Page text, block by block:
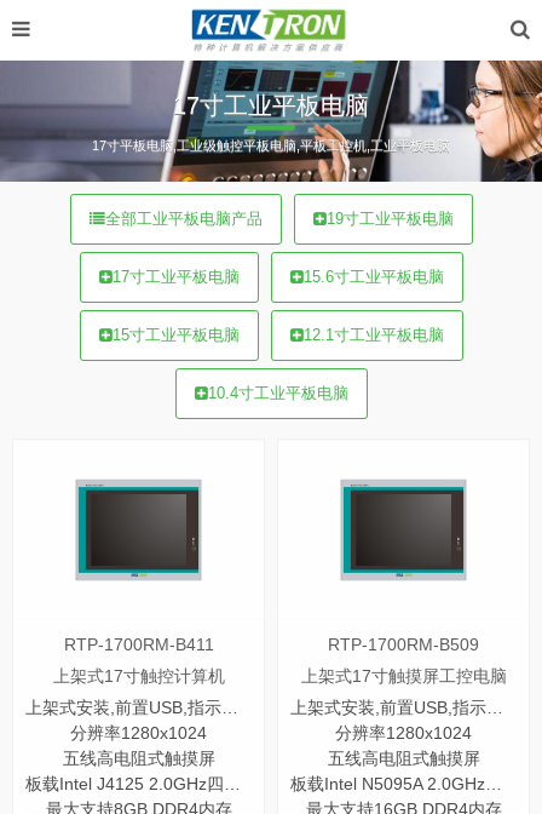
17寸工业平板电脑
17寸平板电脑,工业级触控平板电脑,平板工控机,工业平板电脑
全部工业平板电脑产品 19寸工业平板电脑
17寸工业平板电脑 15.6寸工业平板电脑
15寸工业平板电脑 12.1寸工业平板电脑
10.4寸工业平板电脑
RTP-1700RM-B411
上架式17寸触控计算机
分辨率1280x1024
五线高电阻式触摸屏
板载Intel J4125 2.0GHz四核处理器
最大支持8GB DDR4内存
RTP-1700RM-B509
上架式17寸触摸屏工控电脑
分辨率1280x1024
五线高电阻式触摸屏
板载Intel N5095A 2.0GHz四核处理器
最大支持16GB DDR4内存